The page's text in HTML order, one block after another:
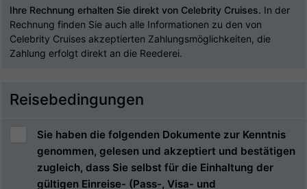
Ihre Rechnung erhalten Sie direkt von Celebrity Cruises. In der
Rechnung finden Sie auch alle Informationen zu den von
Celebrity Cruises akzeptierten Zahlungsmöglichkeiten, die
Zahlung erfolgt direkt an die Reederei.
Reisebedingungen
Sie haben die folgenden Dokumente zur Kenntnis
genommen, gelesen und akzeptiert und bestätigen
zugleich, dass Sie selbst für die Einhaltung der
gültigen Einreise- (Pass-, Visa- und